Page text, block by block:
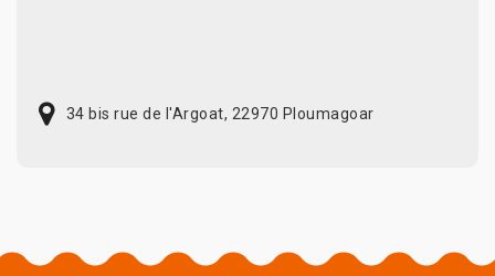
34 bis rue de l'Argoat, 22970 Ploumagoar